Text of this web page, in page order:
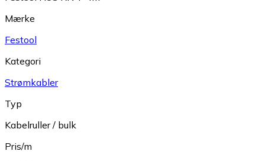
Mærke
Festool
Kategori
Strømkabler
Typ
Kabelruller / bulk
Pris/m